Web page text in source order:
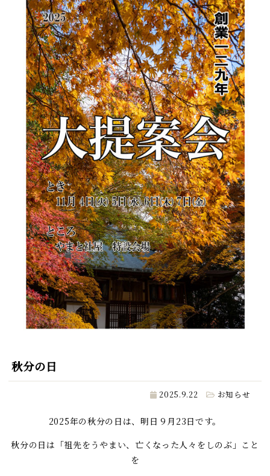
秋分の日
2025.9.22 お知らせ
2025年の秋分の日は、明日９月23日です。
秋分の日は「祖先をうやまい、亡くなった人々をしのぶ」こと
を